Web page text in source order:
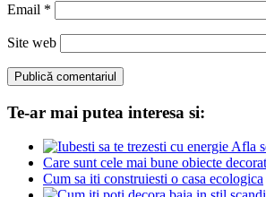
Email *
Site web
Te-ar mai putea interesa si:
Care sunt cele mai bune obiecte
Cum sa iti construiesti o casa ecologica